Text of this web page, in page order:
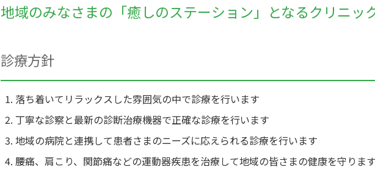
地域のみなさまの「癒しのステーション」となるクリニッ
診療方針
落ち着いてリラックスした雰囲気の中で診療を行います
丁寧な診察と最新の診断治療機器で正確な診療を行います
地域の病院と連携して患者さまのニーズに応えられる診療を行います
腰痛、肩こり、関節痛などの運動器疾患を治療して地域の皆さまの健康を守ります